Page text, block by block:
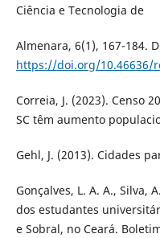
Ciência e Tecnologia de
Almenara, 6(1), 167-184.
https://doi.org/10.46636/
Correia, J. (2023). Censo
SC têm aumento
Gehl, J. (2013). Cidades
Gonçalves, L. A. A., Silva,
dos estudantes
e Sobral, no Ceará.